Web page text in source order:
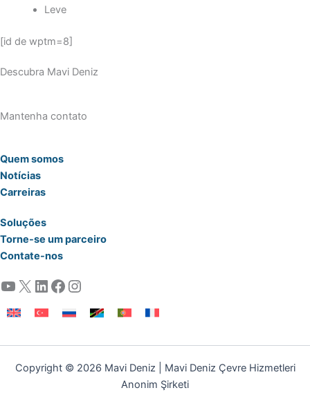
Leve
[id de wptm=8]
Descubra Mavi Deniz
Mantenha contato
Quem somos
Notícias
Carreiras
Soluções
Torne-se um parceiro
Contate-nos
YouTube X LinkedIn Facebook Instagram
Copyright © 2026 Mavi Deniz | Mavi Deniz Çevre Hizmetleri
Anonim Şirketi